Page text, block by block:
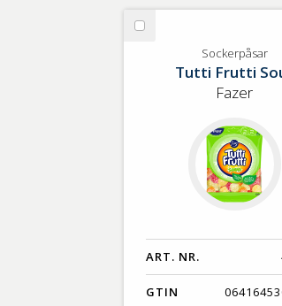
GTIN
Välj
SockerpåsarSockerpåsar
Tutti Frutti
Fazer
ART. NR.
GTIN